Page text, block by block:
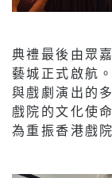
典禮最後由眾
藝城正式啟航
與戲劇演出的
戲院的文化使
為重振香港戲